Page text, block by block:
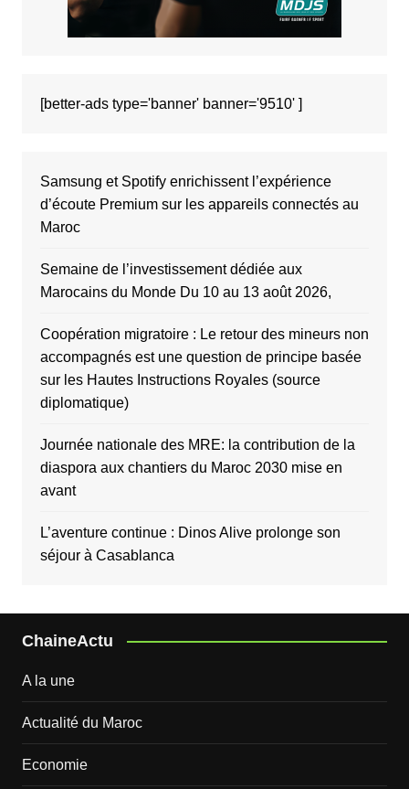
[better-ads type='banner' banner='9510' ]
Samsung et Spotify enrichissent l’expérience
d’écoute Premium sur les appareils connectés au
Maroc
Semaine de l’investissement dédiée aux
Marocains du Monde Du 10 au 13 août 2026,
Coopération migratoire : Le retour des mineurs non
accompagnés est une question de principe basée
sur les Hautes Instructions Royales (source
diplomatique)
Journée nationale des MRE: la contribution de la
diaspora aux chantiers du Maroc 2030 mise en
avant
L’aventure continue : Dinos Alive prolonge son
séjour à Casablanca
ChaineActu
A la une
Actualité du Maroc
Economie